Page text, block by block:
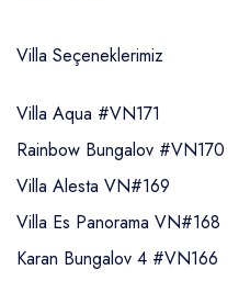
Villa Seçeneklerimiz
Villa Aqua #VN171
Rainbow Bungalov #VN170
Villa Alesta VN#169
Villa Es Panorama VN#168
Karan Bungalov 4 #VN166